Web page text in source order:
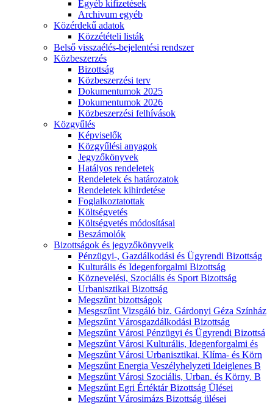
Egyéb kifizetések
Archivum egyéb
Közérdekű adatok
Közzétételi listák
Belső visszaélés-bejelentési rendszer
Közbeszerzés
Bizottság
Közbeszerzési terv
Dokumentumok 2025
Dokumentumok 2026
Közbeszerzési felhívások
Közgyűlés
Képviselők
Közgyűlési anyagok
Jegyzőkönyvek
Hatályos rendeletek
Rendeletek és határozatok
Rendeletek kihirdetése
Foglalkoztatottak
Költségvetés
Költségvetés módosításai
Beszámolók
Bizottságok és jegyzőkönyveik
Pénzügyi-, Gazdálkodási és Ügyrendi Bizottság
Kulturális és Idegenforgalmi Bizottság
Köznevelési, Szociális és Sport Bizottság
Urbanisztikai Bizottság
Megszűnt bizottságok
Mesgszűnt Vizsgáló biz. Gárdonyi Géza Színház
Megszűnt Városgazdálkodási Bizottság
Megszűnt Városi Pénzügyi és Ügyrendi Bizottsá
Megszűnt Városi Kulturális, Idegenforgalmi és
Megszűnt Városi Urbanisztikai, Klíma- és Körn
Megszűnt Energia Veszélyhelyzeti Ideiglenes B
Megszűnt Városi Szociális, Urban. és Körny. B
Megszűnt Egri Értéktár Bizottság Ülései
Megszűnt Városimázs Bizottság ülései